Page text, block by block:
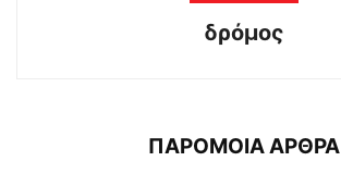
δρόμος
ΠΑΡΟΜΟΙΑ ΑΡΘΡΑ